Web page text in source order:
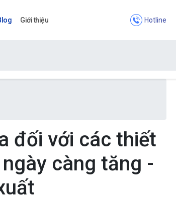
Giới thiệu Hotline
đối với các thiết
càng tăng -